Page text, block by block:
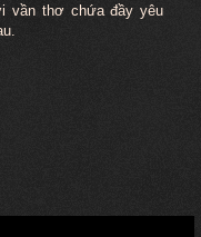
vần thơ chứa đầy yêu